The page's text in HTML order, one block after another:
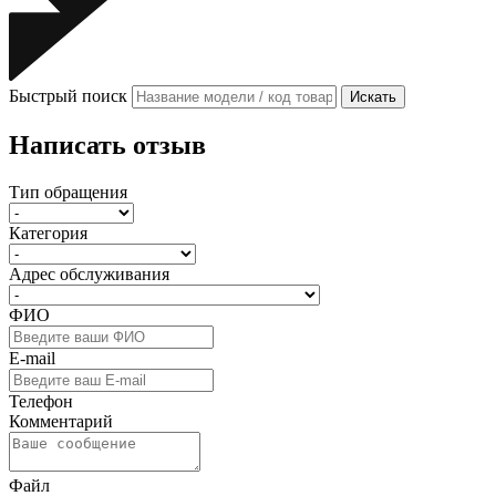
Быстрый поиск Искать
Написать отзыв
Тип обращения
Категория
Адрес обслуживания
ФИО
E-mail
Телефон
Комментарий
Файл